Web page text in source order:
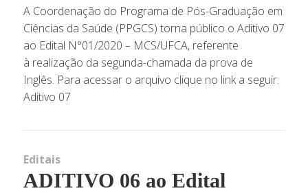
A Coordenação do Programa de Pós-Graduação em
Ciências da Saúde (PPGCS) torna público o Aditivo 07
ao Edital N°01/2020 – MCS/UFCA, referente
à realização da segunda-chamada da prova de
Inglês. Para acessar o arquivo clique no link a seguir:
Aditivo 07
Editais
ADITIVO 06 ao Edital